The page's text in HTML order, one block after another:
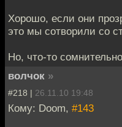
Хорошо, если они
это мы сотворили со
Но, что-то
волчок »
#218 | 26.11.10 19:48
Кому: Doom, #143